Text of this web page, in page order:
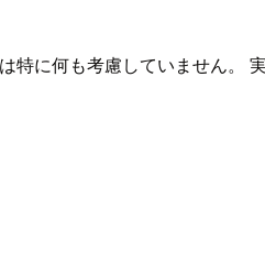
特に何も考慮していません。